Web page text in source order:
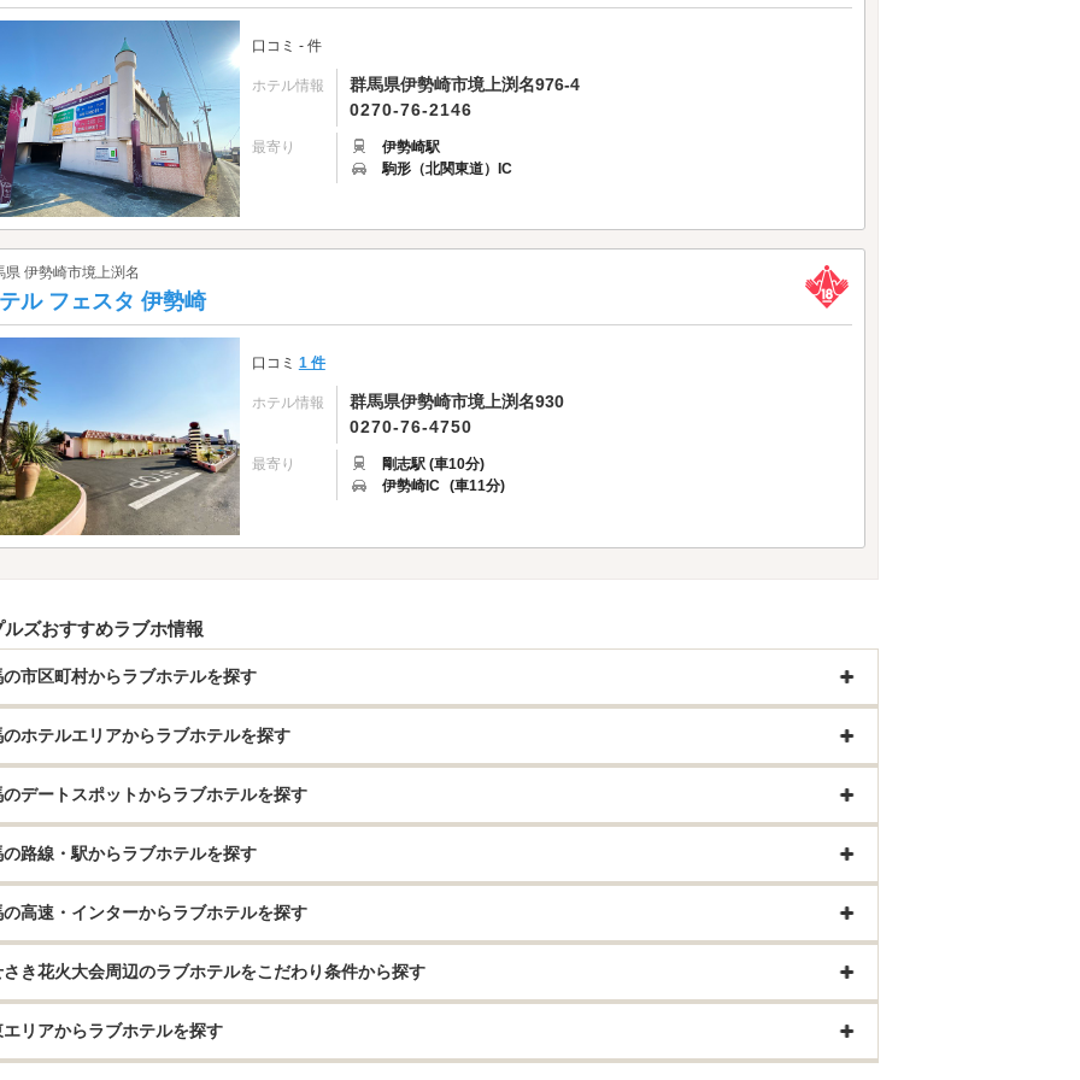
口コミ - 件
ホテル情報
群馬県伊勢崎市境上渕名976-4
0270-76-2146
最寄り
伊勢崎駅
駒形（北関東道）IC
県 伊勢崎市境上渕名
ル フェスタ 伊勢崎
口コミ 1 件
ホテル情報
群馬県伊勢崎市境上渕名930
0270-76-4750
最寄り
剛志駅 (車10分)
伊勢崎IC (車11分)
ルズおすすめラブホ情報
の市区町村からラブホテルを探す
のホテルエリアからラブホテルを探す
のデートスポットからラブホテルを探す
の路線・駅からラブホテルを探す
の高速・インターからラブホテルを探す
さき花火大会周辺のラブホテルをこだわり条件から探す
エリアからラブホテルを探す